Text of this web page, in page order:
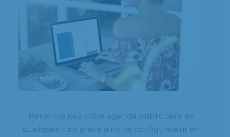
Personnalisez votre agenda publicitaire en
quelques clics grâce à notre configurateur en